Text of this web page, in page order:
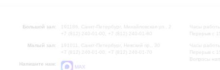
Большой зал:
191186, Санкт-Петербург, Михайловская ул., 2
+7 (812) 240-01-00, +7 (812) 240-01-80
Малый зал:
191011, Санкт-Петербург, Невский пр., 30
+7 (812) 240-01-00, +7 (812) 240-01-70
Напишите нам:
MAX
Часы
Перерыв с
Часы
Перерыв с
Вопросы